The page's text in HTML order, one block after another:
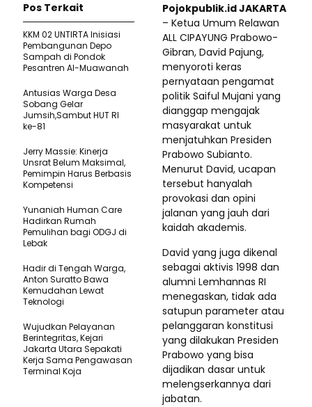
Pojokpublik.id JAKARTA
– Ketua Umum Relawan
ALL CIPAYUNG Prabowo-
Gibran, David Pajung,
menyoroti keras
pernyataan pengamat
politik Saiful Mujani yang
dianggap mengajak
masyarakat untuk
menjatuhkan Presiden
Prabowo Subianto.
Menurut David, ucapan
tersebut hanyalah
provokasi dan opini
jalanan yang jauh dari
kaidah akademis.
David yang juga dikenal
sebagai aktivis 1998 dan
alumni Lemhannas RI
menegaskan, tidak ada
satupun parameter atau
pelanggaran konstitusi
yang dilakukan Presiden
Prabowo yang bisa
dijadikan dasar untuk
melengserkannya dari
jabatan.
Pos Terkait
KKM 02 UNTIRTA Inisiasi
Pembangunan Depo
Sampah di Pondok
Pesantren Al-Muawanah
Antusias Warga Desa
Sobang Gelar
Jumsih,Sambut HUT RI
ke-81
Jerry Massie: Kinerja
Unsrat Belum Maksimal,
Pemimpin Harus Berbasis
Kompetensi
Yunaniah Human Care
Hadirkan Rumah
Pemulihan bagi ODGJ di
Lebak
Hadir di Tengah Warga,
Anton Suratto Bawa
Kemudahan Lewat
Teknologi ​
Wujudkan Pelayanan
Berintegritas, Kejari
Jakarta Utara Sepakati
Kerja Sama Pengawasan
Terminal Koja